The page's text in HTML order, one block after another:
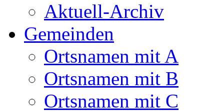
Aktuell-Archiv
Gemeinden
Ortsnamen mit A
Ortsnamen mit B
Ortsnamen mit C